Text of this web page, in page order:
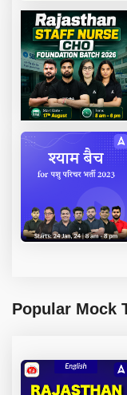
Popular Mock